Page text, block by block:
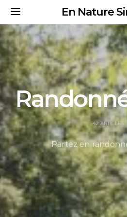
En Nature
42 ARTICLES
Partez en